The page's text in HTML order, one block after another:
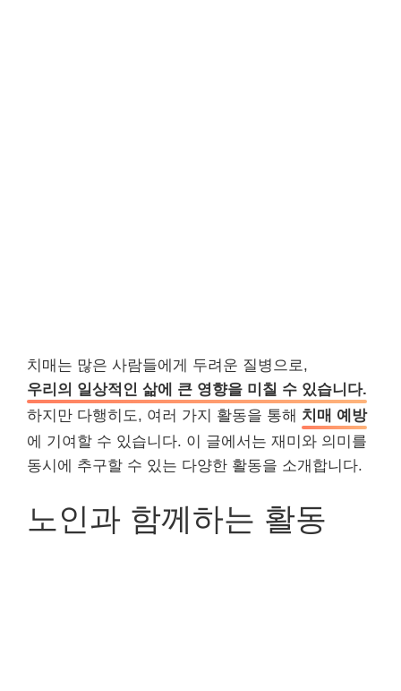
치매는 많은 사람들에게 두려운 질병으로,
우리의 일상적인 삶에 큰 영향을 미칠 수 있습니다.
하지만 다행히도, 여러 가지 활동을 통해 치매 예방
에 기여할 수 있습니다. 이 글에서는 재미와 의미를
동시에 추구할 수 있는 다양한 활동을 소개합니다.
노인과 함께하는 활동